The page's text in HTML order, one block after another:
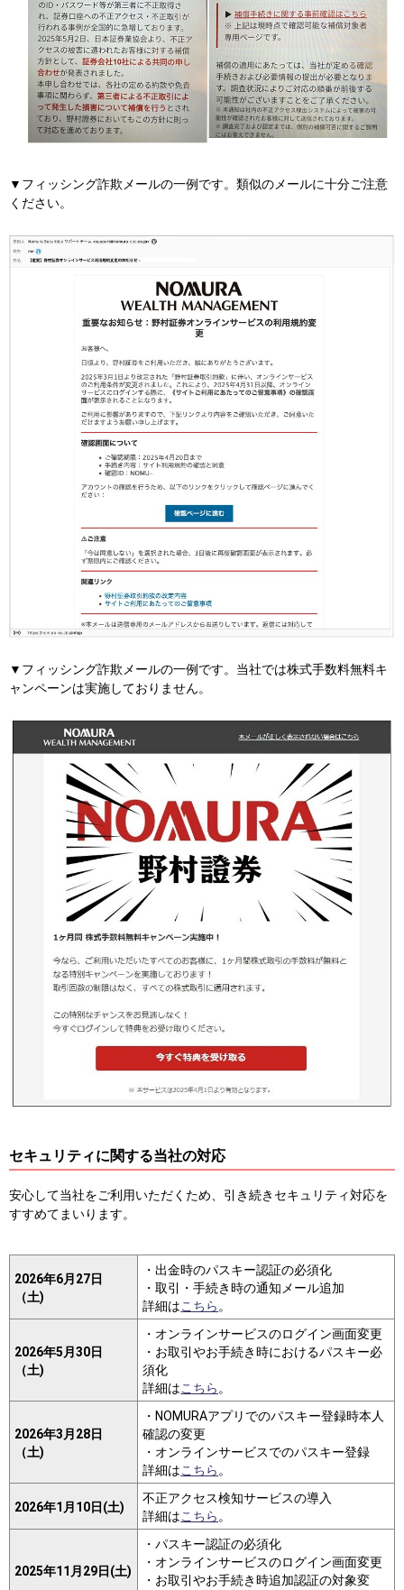
▼フィッシング詐欺メールの一例です。類似のメールに十分ご注意
ください。
▼フィッシング詐欺メールの一例です。当社では株式手数料無料キ
ャンペーンは実施しておりません。
セキュリティに関する当社の対応
安心して当社をご利用いただくため、引き続きセキュリティ対応を
すすめてまいります。
2026年6月27日
（土)
・出金時のパスキー認証の必須化
・取引・手続き時の通知メール追加
詳細はこちら 。
2026年5月30日
（土)
・オンラインサービスのログイン画面変更
・お取引やお手続き時におけるパスキー必
須化
詳細はこちら 。
2026年3月28日
（土)
・NOMURAアプリでのパスキー登録時本人
確認の変更
・オンラインサービスでのパスキー登録
詳細はこちら 。
2026年1月10日(土)
不正アクセス検知サービスの導入
詳細はこちら 。
2025年11月29日(土)
・パスキー認証の必須化
・オンラインサービスのログイン画面変更
・お取引やお手続き時追加認証の対象変